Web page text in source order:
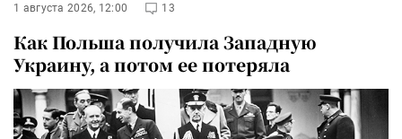
1 августа 2026, 12:00 13
Как Польша получила Западную
Украину, а потом ее потеряла